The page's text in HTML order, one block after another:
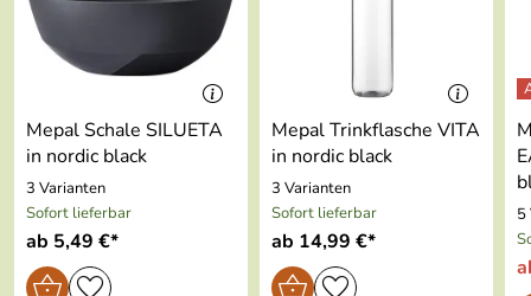
Niederlande, info@mepal.com
Spülmaschinenf
est:
pp/tpe
Farbe:
nordic black
Mepal Schale SILUETA
in nordic black
3 Varianten
Sofort lieferbar
ab 5,49 €*
Mepal Trinkflasche VITA
in nordic black
3 Varianten
Sofort lieferbar
ab 14,99 €*
5